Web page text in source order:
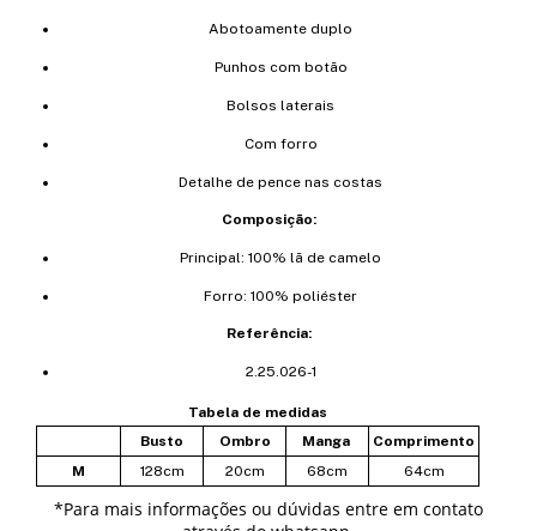
Abotoamente duplo
Punhos com botão
Bolsos laterais
Com forro
Detalhe de pence nas costas
Composição:
Principal: 100% lã de camelo
Forro: 100% poliéster
Referência:
2.25.026-1
Tabela de medidas
Busto
Ombro Manga
Comprimento
M
128cm 20cm 68cm 64cm
*Para mais informações ou dúvidas entre em contato